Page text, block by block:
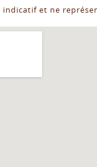
et ne